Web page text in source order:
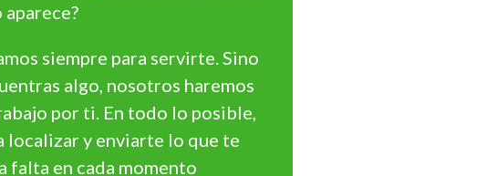
aparece?
siempre para servirte. Sino
algo, nosotros haremos
por ti. En todo lo posible,
localizar y enviarte lo que te
falta en cada momento